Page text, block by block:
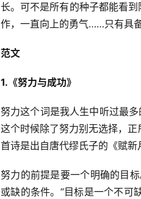
长。可不是所有的种子都能看
作，一直向上的勇气……只有具
范文
1.《努力与成功》
努力这个词是我人生中听过最
这个时候除了努力别无选择，
首诗是出自唐代缪氏子的《赋新
努力的前提是要一个明确的目
或缺的条件。”目标是一个不可